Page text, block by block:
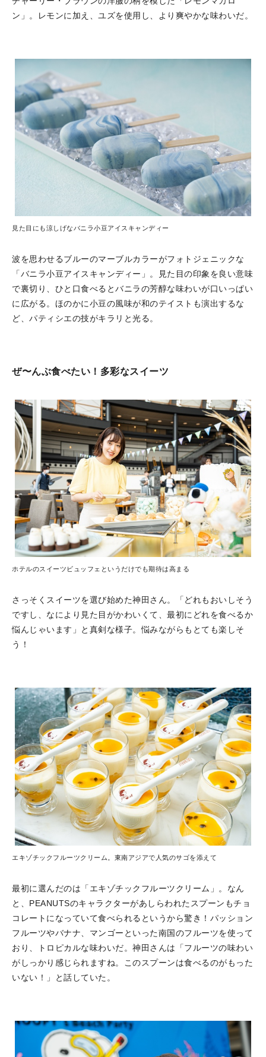
ン」。レモンに加え、ユズを使用し、より爽やかな味わいだ。
見た目にも涼しげなバニラ小豆アイスキャンディー
波を思わせるブルーのマーブルカラーがフォトジェニックな
「バニラ小豆アイスキャンディー」。見た目の印象を良い意味
で裏切り、ひと口食べるとバニラの芳醇な味わいが口いっぱい
に広がる。ほのかに小豆の風味が和のテイストも演出するな
ど、パティシエの技がキラリと光る。
ぜ〜んぶ食べたい！多彩なスイーツ
ホテルのスイーツビュッフェというだけでも期待は高まる
さっそくスイーツを選び始めた神田さん。「どれもおいしそう
ですし、なにより見た目がかわいくて、最初にどれを食べるか
悩んじゃいます」と真剣な様子。悩みながらもとても楽しそ
う！
エキゾチックフルーツクリーム。東南アジアで人気のサゴを添えて
最初に選んだのは「エキゾチックフルーツクリーム」。なん
と、PEANUTSのキャラクターがあしらわれたスプーンもチョ
コレートになっていて食べられるというから驚き！パッション
フルーツやバナナ、マンゴーといった南国のフルーツを使って
おり、トロピカルな味わいだ。神田さんは「フルーツの味わい
がしっかり感じられますね。このスプーンは食べるのがもった
いない！」と話していた。